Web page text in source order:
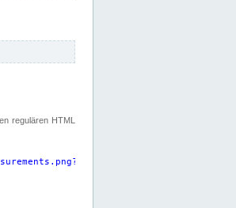
regulären HTML